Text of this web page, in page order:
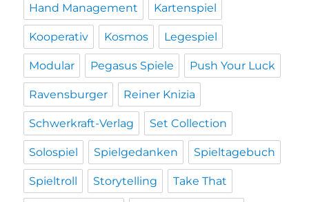
Hand Management Kartenspiel
Kooperativ Kosmos Legespiel
Modular Pegasus Spiele Push Your Luck
Ravensburger Reiner Knizia
Schwerkraft-Verlag Set Collection
Solospiel Spielgedanken Spieltagebuch
Spieltroll Storytelling Take That